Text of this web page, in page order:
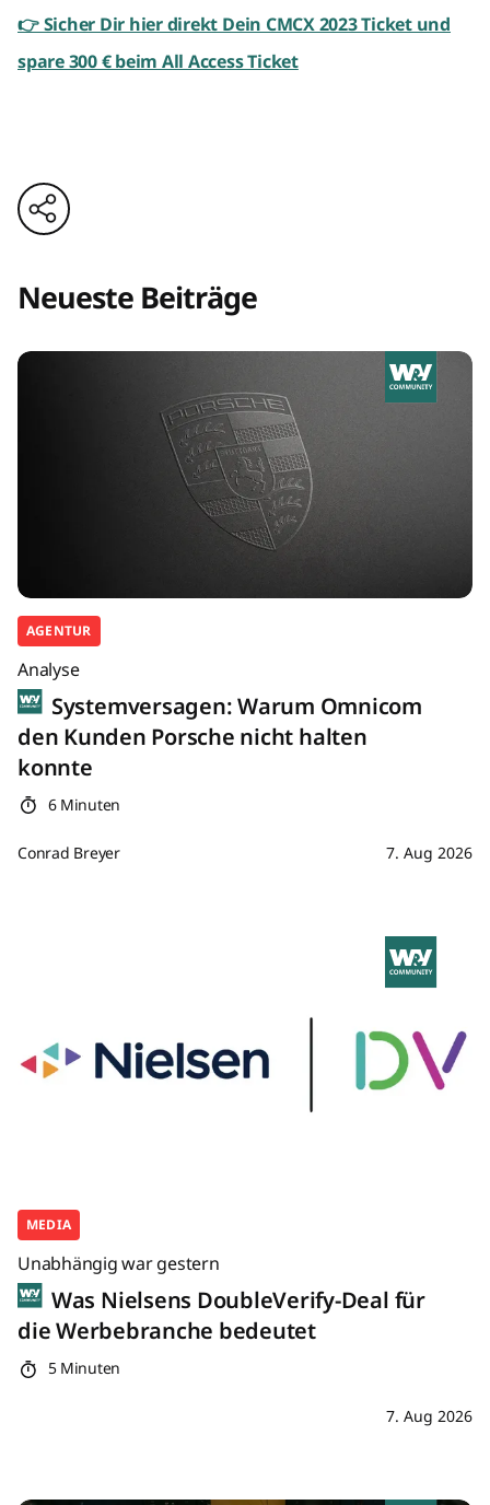
👉 Sicher Dir hier direkt Dein CMCX 2023 Ticket und
spare 300 € beim All Access Ticket
Neueste Beiträge
AGENTUR
Analyse
Systemversagen: Warum Omnicom
den Kunden Porsche nicht halten
konnte
6 Minuten
Conrad Breyer 7. Aug 2026
MEDIA
Unabhängig war gestern
Was Nielsens DoubleVerify-Deal für
die Werbebranche bedeutet
5 Minuten
7. Aug 2026